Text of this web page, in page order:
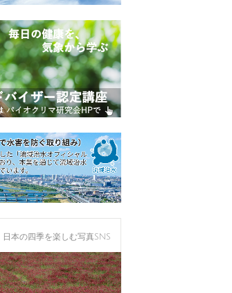
日本の四季を楽しむ写真SNS